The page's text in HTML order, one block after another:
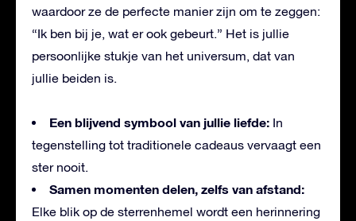
waardoor ze de perfecte manier zijn om te zeggen:
“Ik ben bij je, wat er ook gebeurt.” Het is jullie
persoonlijke stukje van het universum, dat van
jullie beiden is.
Een blijvend symbool van jullie liefde: In
tegenstelling tot traditionele cadeaus vervaagt een
ster nooit.
Samen momenten delen, zelfs van afstand:
Elke blik op de sterrenhemel wordt een herinnering